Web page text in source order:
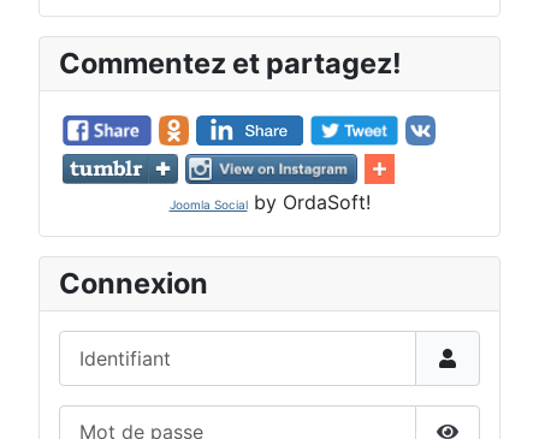
Commentez et partagez!
Joomla Socialby OrdaSoft!
Connexion